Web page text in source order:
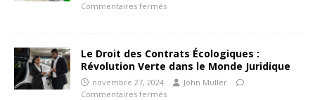
Commentaires fermés
Le Droit des Contrats Écologiques :
Révolution Verte dans le Monde Juridique
novembre 27, 2024
John Muller
Commentaires fermés